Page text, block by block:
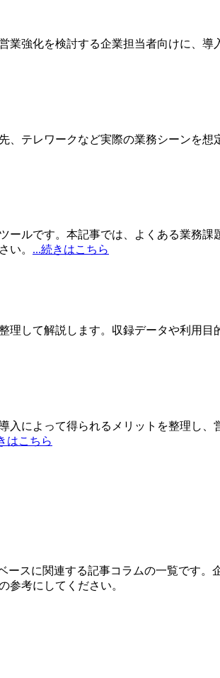
強化を検討する企業担当者向けに、
テレワークなど実際の業務シーンを
ルです。本記事では、よくある業務課
い。 ...続きはこちら
して解説します。収録データや利用
によって得られるメリットを整理し
はこちら
スに関連する記事コラムの一覧です。
参考にしてください。